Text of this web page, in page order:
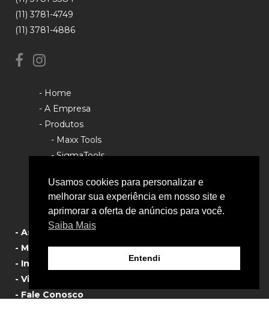
(11) 3781-4749
(11) 3781-4886
- Home
- A Empresa
- Produtos
- Maxx Tools
- SigmaTools
- Política de Privacidade
- Assistência Técnica
- Manual de Produtos
- Informativos
- Vista Explodida
- Fale Conosco
Usamos cookies para personalizar e
melhorar sua experiência em nosso site e
aprimorar a oferta de anúncios para você.
Saiba Mais
Entendi